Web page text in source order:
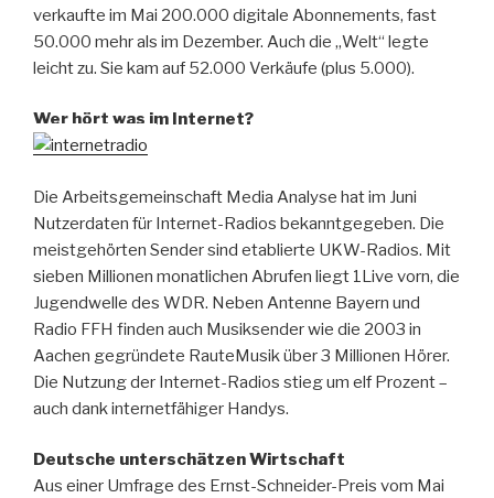
verkaufte im Mai 200.000 digitale Abonnements, fast
50.000 mehr als im Dezember. Auch die „Welt“ legte
leicht zu. Sie kam auf 52.000 Verkäufe (plus 5.000).
Wer hört was im Internet?
Die Arbeitsgemeinschaft Media Analyse hat im Juni
Nutzerdaten für Internet-Radios bekanntgegeben. Die
meistgehörten Sender sind etablierte UKW-Radios. Mit
sieben Millionen monatlichen Abrufen liegt 1Live vorn, die
Jugendwelle des WDR. Neben Antenne Bayern und
Radio FFH finden auch Musiksender wie die 2003 in
Aachen gegründete RauteMusik über 3 Millionen Hörer.
Die Nutzung der Internet-Radios stieg um elf Prozent –
auch dank internetfähiger Handys.
Deutsche unterschätzen Wirtschaft
Aus einer Umfrage des Ernst-Schneider-Preis vom Mai